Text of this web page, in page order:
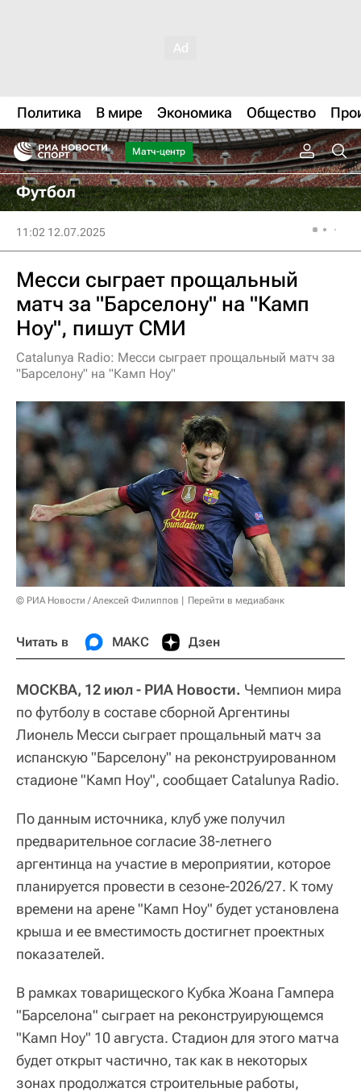
Политика В мире Экономика Общество
Матч-центр
Футбол
11:02 12.07.2025
Месси сыграет прощальный
матч за "Барселону" на "Камп
Ноу", пишут СМИ
Catalunya Radio: Месси сыграет прощальный матч за
"Барселону" на "Камп Ноу"
© РИА Новости / Алексей Филиппов Перейти в медиабанк
Читать в МАКС Дзен
МОСКВА, 12 июл - РИА Новости. Чемпион мира
по футболу в составе сборной Аргентины
Лионель Месси сыграет прощальный матч за
испанскую "Барселону" на реконструированном
стадионе "Камп Ноу", сообщает Catalunya Radio.
По данным источника, клуб уже получил
предварительное согласие 38-летнего
аргентинца на участие в мероприятии, которое
планируется провести в сезоне-2026/27. К тому
времени на арене "Камп Ноу" будет установлена
крыша и ее вместимость достигнет проектных
показателей.
В рамках товарищеского Кубка Жоана Гампера
"Барселона" сыграет на реконструирующемся
"Камп Ноу" 10 августа. Стадион для этого матча
будет открыт частично, так как в некоторых
зонах продолжатся строительные работы,